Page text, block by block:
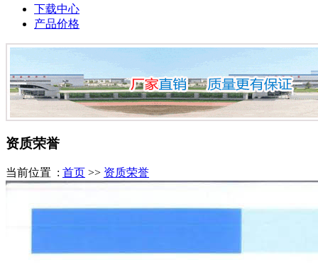
下载中心
产品价格
资质荣誉
当前位置 : 首页 >> 资质荣誉